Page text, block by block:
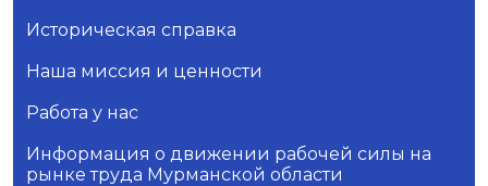
Историческая справка
Наша миссия и ценности
Работа у нас
Информация о движении рабочей силы на
рынке труда Мурманской области